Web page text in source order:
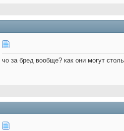
чо за бред вообще? как они могут